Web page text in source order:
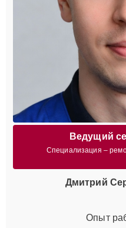
Ведущий
Специализация –
Дмитрий
Опыт